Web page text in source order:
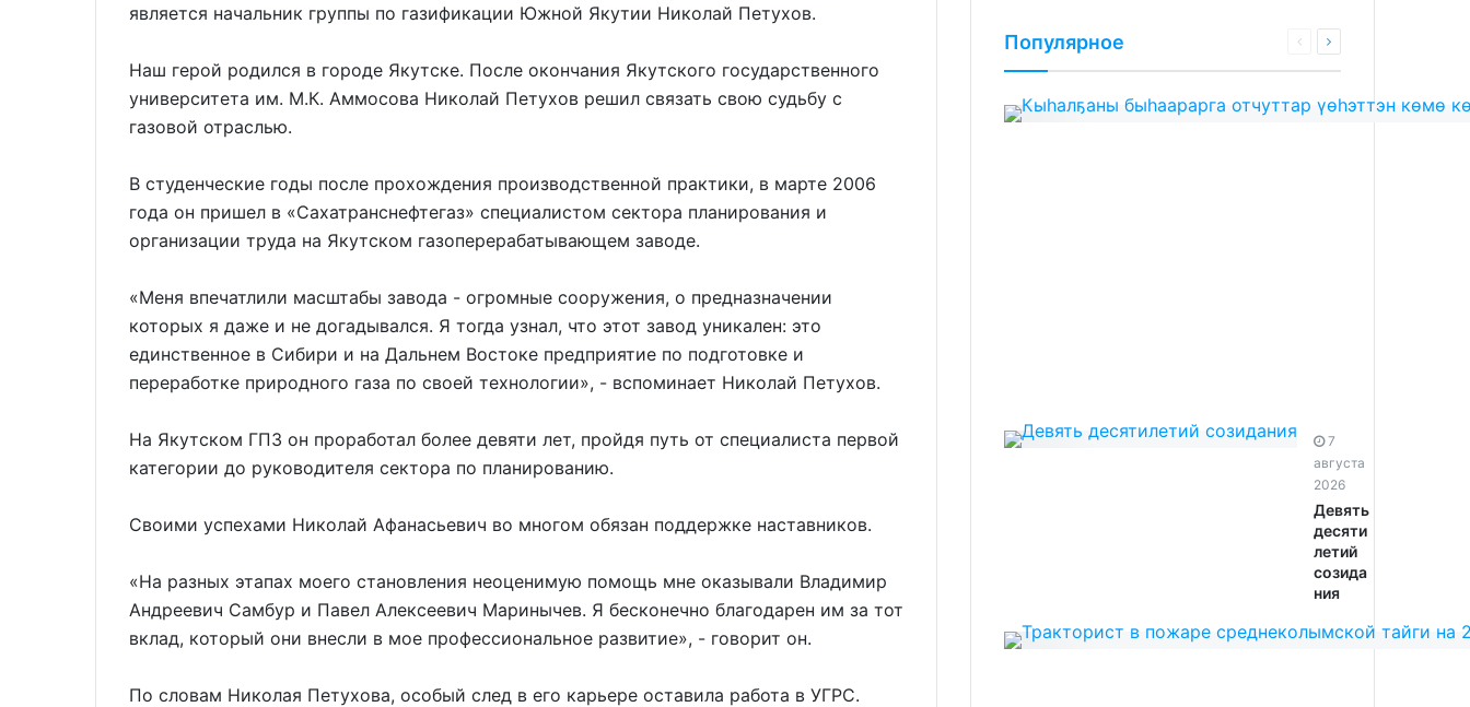
является начальник группы по газификации Южной Якутии Николай Петухов.
Наш герой родился в городе Якутске. После окончания Якутского государственного
университета им. М.К. Аммосова Николай Петухов решил связать свою судьбу с
газовой отраслью.
В студенческие годы после прохождения производственной практики, в марте 2006
года он пришел в «Сахатранснефтегаз» специалистом сектора планирования и
организации труда на Якутском газоперерабатывающем заводе.
«Меня впечатлили масштабы завода - огромные сооружения, о предназначении
которых я даже и не догадывался. Я тогда узнал, что этот завод уникален: это
единственное в Сибири и на Дальнем Востоке предприятие по подготовке и
переработке природного газа по своей технологии», - вспоминает Николай Петухов.
На Якутском ГПЗ он проработал более девяти лет, пройдя путь от специалиста первой
категории до руководителя сектора по планированию.
Своими успехами Николай Афанасьевич во многом обязан поддержке наставников.
«На разных этапах моего становления неоценимую помощь мне оказывали Владимир
Андреевич Самбур и Павел Алексеевич Маринычев. Я бесконечно благодарен им за тот
вклад, который они внесли в мое профессиональное развитие», - говорит он.
По словам Николая Петухова, особый след в его карьере оставила работа в УГРС.
Популярное
7
августа
2026
Девять
десяти
летий
созида
ния